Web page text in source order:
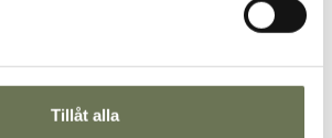
Tillåt alla